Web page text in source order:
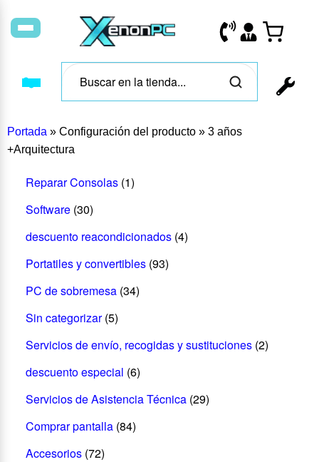
Portada » Configuración del producto » 3 años
+Arquitectura
Reparar Consolas (1)
Software (30)
descuento reacondicionados (4)
Portatiles y convertibles (93)
PC de sobremesa (34)
Sin categorizar (5)
Servicios de envío, recogidas y sustituciones (2)
descuento especial (6)
Servicios de Asistencia Técnica (29)
Comprar pantalla (84)
Accesorios (72)